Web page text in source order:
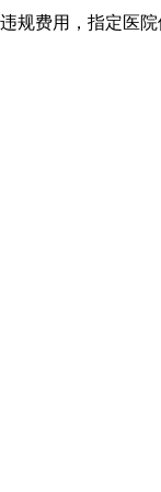
费用，指定医院